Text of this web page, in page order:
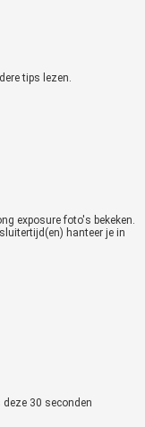
tips lezen.
exposure foto's bekeken.
hanteer je in
30 seconden